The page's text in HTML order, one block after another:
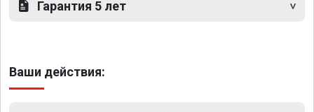
Гарантия 5 лет
Ваши действия: